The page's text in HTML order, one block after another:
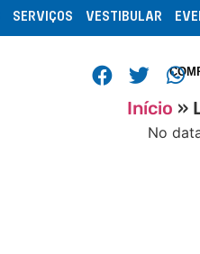
SERVIÇOS VESTIBULAR
Início »
No